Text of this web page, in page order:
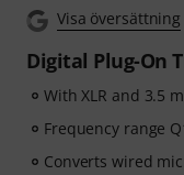
Visa översättning
Digital Plug-On
With XLR and 3.5
Frequency range
Converts wired